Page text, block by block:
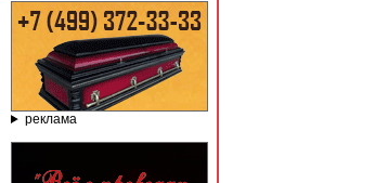
реклама